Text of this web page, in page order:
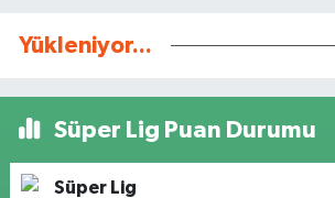
Yükleniyor...
Süper Lig Puan Durumu
Süper Lig